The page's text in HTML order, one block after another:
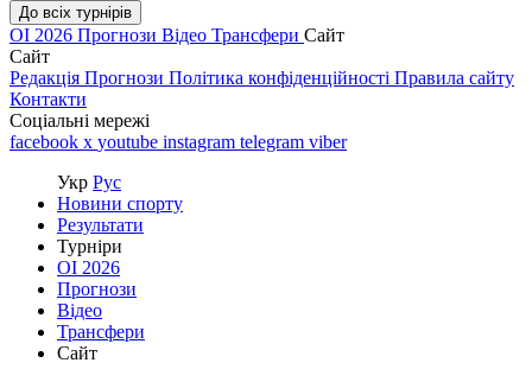
До всіх турнірів
ОІ 2026 Прогнози Відео Трансфери Сайт
Сайт
Редакція Прогнози Політика конфіденційності Правила сайту
Контакти
Соціальні мережі
facebook x youtube instagram telegram viber
Укр Рус
Новини спорту
Результати
Турніри
ОІ 2026
Прогнози
Відео
Трансфери
Сайт